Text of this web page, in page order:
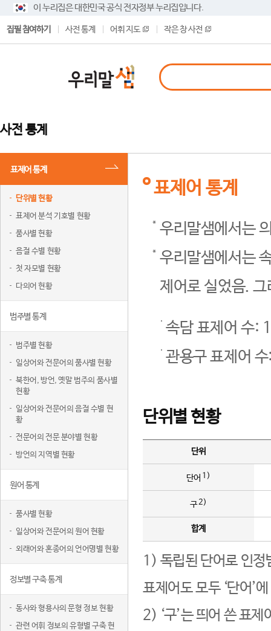
이 누리집은 대한민국 공식 전자정부 누리집입니다.
집필 참여하기 사전 통계 어휘 지도 작은 창 사전
사전 통계
표제어 통계
단위별 현황
표제어 분석 기호별 현황
품사별 현황
음절 수별 현황
첫 자모별 현황
다의어 현황
범주별 통계
범주별 현황
일상어와 전문어의 품사별 현황
북한어, 방언, 옛말 범주의 품사별
현황
일상어와 전문어의 음절 수별 현
황
전문어의 전문 분야별 현황
방언의 지역별 현황
원어 통계
품사별 현황
일상어와 전문어의 원어 현황
외래어와 혼종어의 언어명별 현황
정보별 구축 통계
동사와 형용사의 문형 정보 현황
관련 어휘 정보의 유형별 구축 현
표제어 통계
우리말샘에서는
우리말샘에서는
제어로 실었음.
속담 표제어 수:
관용구 표제어
단위별 현황
단위
단어 1)
구2)
합계
1) 독립된 단어로 인정
표제어도 모두 ‘단어’
2) ‘구’는 띄어 쓴 표